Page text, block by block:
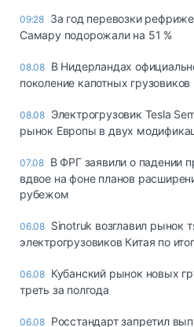
09:28 За год перевозки
Самару подорожали на 51 %
08.08 В Нидерландах
поколение капотных
08.08 Электрогрузовик Tesla
рынок Европы в двух
07.08 В ФРГ заявили о падении
вдвое на фоне планов
рубежом
06.08 Sinotruk возглавил рынок
электрогрузовиков Китая по
06.08 Кубанский рынок новых
треть за полгода
06.08 Росстандарт запретил